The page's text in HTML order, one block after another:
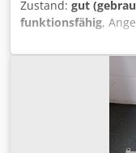
Zustand: gut
funktionsfähig,
Haltevorrichtung für
gebrauchten
vorhanden Djdpfx
Gewerbetreibende ,